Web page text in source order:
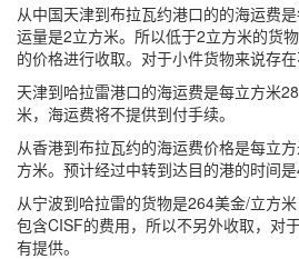
从中国天津到布拉瓦约港口的的海运费
运量是2立方米。所以低于2立方米的货
的价格进行收取。对于小件货物来说存在
天津到哈拉雷港口的海运费是每立方米
米，海运费将不提供到付手续。
从香港到布拉瓦约的海运费价格是每立
方米。预计经过中转到达目的港的时间是
从宁波到哈拉雷的货物是264美金/立方
包含CISF的费用，所以不另外收取，对
有提供。